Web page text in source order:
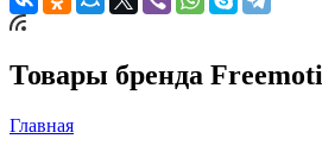
Товары бренда
Главная